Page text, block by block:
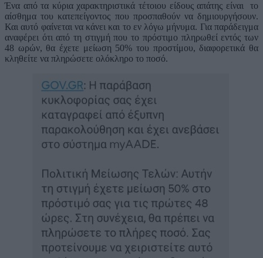
Ένα από τα κύρια χαρακτηριστικά τέτοιου είδους απάτης είναι το
αίσθημα του κατεπείγοντος που προσπαθούν να δημιουργήσουν.
Και αυτό φαίνεται να κάνει και το εν λόγω μήνυμα. Για παράδειγμα
αναφέρει ότι από τη στιγμή που το πρόστιμο πληρωθεί εντός των
48 ωρών, θα έχετε μείωση 50% του προστίμου, διαφορετικά θα
κληθείτε να πληρώσετε ολόκληρο το ποσό.